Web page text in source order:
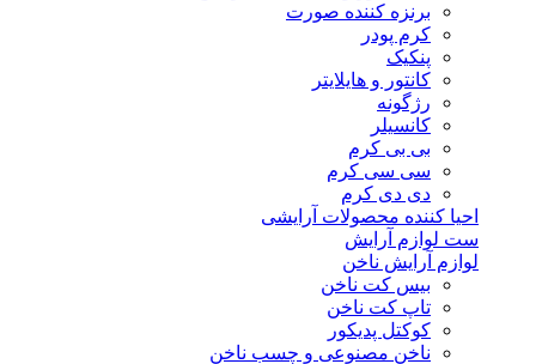
برنزه کننده صورت
کرم پودر
پنکیک
کانتور و هایلایتر
رژگونه
کانسیلر
بی بی کرم
سی سی کرم
دی دی کرم
احیا کننده محصولات آرایشی
ست لوازم آرایش
لوازم آرایش ناخن
بیس کت ناخن
تاپ کت ناخن
کوکتل پدیکور
ناخن مصنوعی و چسب ناخن